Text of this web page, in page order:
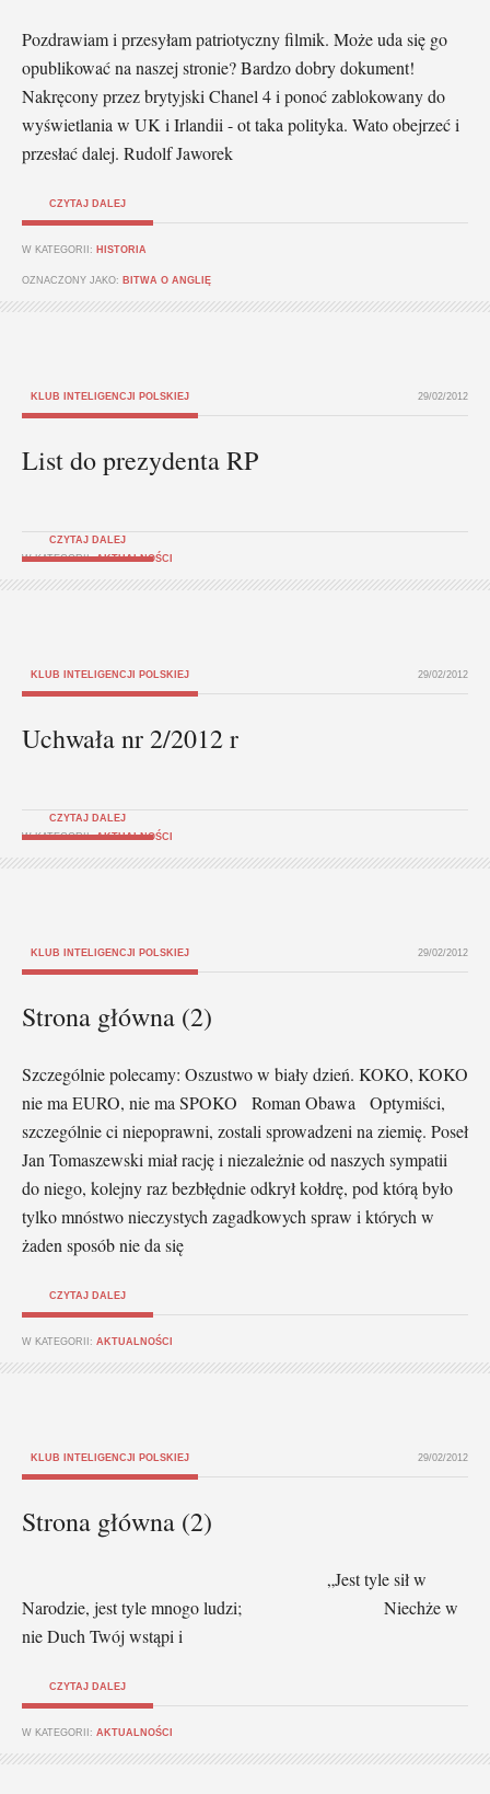
Pozdrawiam i przesyłam patriotyczny filmik. Może uda się go
opublikować na naszej stronie? Bardzo dobry dokument!
Nakręcony przez brytyjski Chanel 4 i ponoć zablokowany do
wyświetlania w UK i Irlandii - ot taka polityka. Wato obejrzeć i
przesłać dalej. Rudolf Jaworek
CZYTAJ DALEJ
W KATEGORII: HISTORIA
OZNACZONY JAKO: BITWA O ANGLIĘ
KLUB INTELIGENCJI POLSKIEJ 29/02/2012
List do prezydenta RP
CZYTAJ DALEJ
W KATEGORII:AKTUALNOŚCI
KLUB INTELIGENCJI POLSKIEJ 29/02/2012
Uchwała nr 2/2012 r
CZYTAJ DALEJ
W KATEGORII:AKTUALNOŚCI
KLUB INTELIGENCJI POLSKIEJ 29/02/2012
Strona główna (2)
Szczególnie polecamy: Oszustwo w biały dzień. KOKO, KOKO
nie ma EURO, nie ma SPOKO Roman Obawa Optymiści,
szczególnie ci niepoprawni, zostali sprowadzeni na ziemię. Poseł
Jan Tomaszewski miał rację i niezależnie od naszych sympatii
do niego, kolejny raz bezbłędnie odkrył kołdrę, pod którą było
tylko mnóstwo nieczystych zagadkowych spraw i których w
żaden sposób nie da się
CZYTAJ DALEJ
W KATEGORII: AKTUALNOŚCI
KLUB INTELIGENCJI POLSKIEJ 29/02/2012
Strona główna (2)
„Jest tyle sił w
Narodzie, jest tyle mnogo ludzi; Niechże w
nie Duch Twój wstąpi i
CZYTAJ DALEJ
W KATEGORII: AKTUALNOŚCI